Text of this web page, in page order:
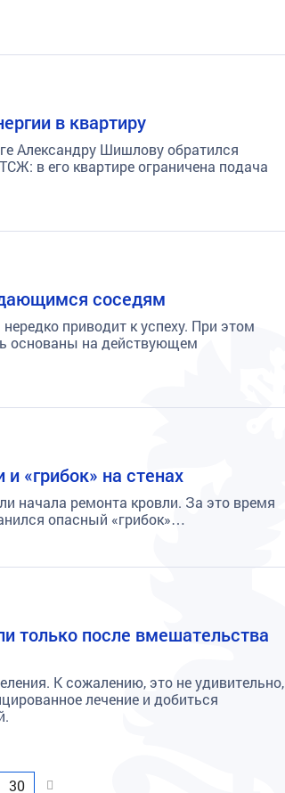
в квартиру
Александру Шишлову обратился
в его квартире ограничена подача
соседям
приводит к успеху. При этом
основаны на действующем
«грибок» на стенах
начала ремонта кровли. За это время
опасный «грибок»…
только после вмешательства
К сожалению, это не удивительно,
лечение и добиться
30